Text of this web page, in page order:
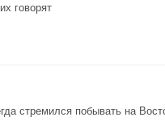
говорят
стремился побывать на